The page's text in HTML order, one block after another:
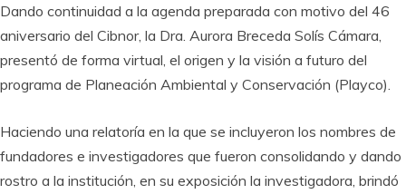
Dando continuidad a la agenda preparada con motivo del 46
aniversario del Cibnor, la Dra. Aurora Breceda Solís Cámara,
presentó de forma virtual, el origen y la visión a futuro del
programa de Planeación Ambiental y Conservación (Playco).
Haciendo una relatoría en la que se incluyeron los nombres de
fundadores e investigadores que fueron consolidando y dando
rostro a la institución, en su exposición la investigadora, brindó